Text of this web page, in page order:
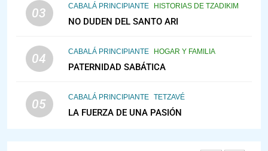
03 CABALÁ PRINCIPIANTE HISTORIAS DE TZADIKIM
NO DUDEN DEL SANTO ARI
04 CABALÁ PRINCIPIANTE HOGAR Y FAMILIA
PATERNIDAD SABÁTICA
05 CABALÁ PRINCIPIANTE TETZAVÉ
LA FUERZA DE UNA PASIÓN
PENSAMIENTO JUDÍO PIRKEI AVOT
VEAMOS ¿POR QUÉ
IEHOSHÚA? Y LA QUEJA DE LAS
1